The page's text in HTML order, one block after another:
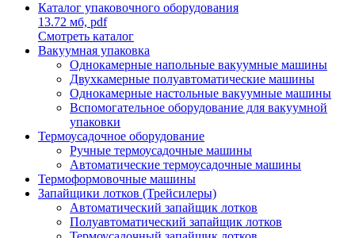
Каталог упаковочного оборудования
13.72 мб, pdf
Смотреть каталог
Вакуумная упаковка
Однокамерные напольные вакуумные машины
Двухкамерные полуавтоматические машины
Однокамерные настольные вакуумные машины
Вспомогательное оборудование для вакуумной
упаковки
Термоусадочное оборудование
Ручные термоусадочные машины
Автоматические термоусадочные машины
Термоформовочные машины
Запайщики лотков (Трейсилеры)
Автоматический запайщик лотков
Полуавтоматический запайщик лотков